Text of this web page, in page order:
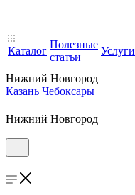
Каталог
Полезные
статьи
Услуги
Нижний Новгород
Казань Чебоксары
Нижний Новгород